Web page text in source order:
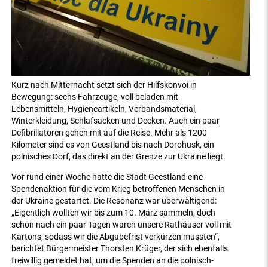
Kurz nach Mitternacht setzt sich der Hilfskonvoi in
Bewegung: sechs Fahrzeuge, voll beladen mit
Lebensmitteln, Hygieneartikeln, Verbandsmaterial,
Winterkleidung, Schlafsäcken und Decken. Auch ein paar
Defibrillatoren gehen mit auf die Reise. Mehr als 1200
Kilometer sind es von Geestland bis nach Dorohusk, ein
polnisches Dorf, das direkt an der Grenze zur Ukraine liegt.
Vor rund einer Woche hatte die Stadt Geestland eine
Spendenaktion für die vom Krieg betroffenen Menschen in
der Ukraine gestartet. Die Resonanz war überwältigend:
„Eigentlich wollten wir bis zum 10. März sammeln, doch
schon nach ein paar Tagen waren unsere Rathäuser voll mit
Kartons, sodass wir die Abgabefrist verkürzen mussten“,
berichtet Bürgermeister Thorsten Krüger, der sich ebenfalls
freiwillig gemeldet hat, um die Spenden an die polnisch-